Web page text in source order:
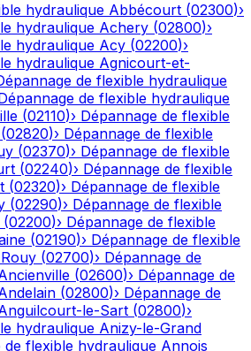
hydraulique Abbécourt (02300)›
hydraulique Achery (02800)›
hydraulique Acy (02200)›
hydraulique Agnicourt-et-
de flexible hydraulique
de flexible hydraulique
(02110)› Dépannage de flexible
(02820)› Dépannage de flexible
(02370)› Dépannage de flexible
(02240)› Dépannage de flexible
(02320)› Dépannage de flexible
(02290)› Dépannage de flexible
(02200)› Dépannage de flexible
(02190)› Dépannage de flexible
(02700)› Dépannage de
(02600)› Dépannage de
(02800)› Dépannage de
le-Sart (02800)›
hydraulique Anizy-le-Grand
de flexible hydraulique Annois